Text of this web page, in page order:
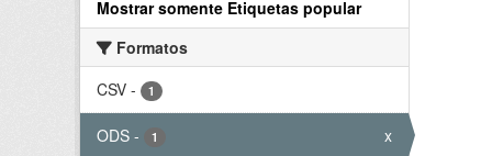
Mostrar somente Etiquetas popular
Formatos
CSV - 1
ODS - 1 x